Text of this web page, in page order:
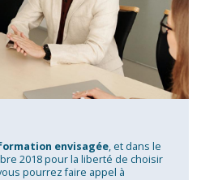
envisagée, et dans le
2018 pour la liberté de choisir
pourrez faire appel à